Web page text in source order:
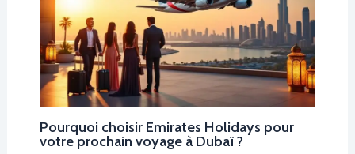
Pourquoi choisir Emirates Holidays pour
votre prochain voyage à Dubaï ?